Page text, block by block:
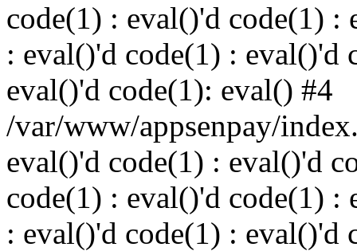
code(1) : eval()'d code(1) :
: eval()'d code(1) : eval()'d
eval()'d code(1): eval() #4
/var/www/appsenpay/
eval()'d code(1) : eval()'d
code(1) : eval()'d code(1) :
: eval()'d code(1) : eval()'d